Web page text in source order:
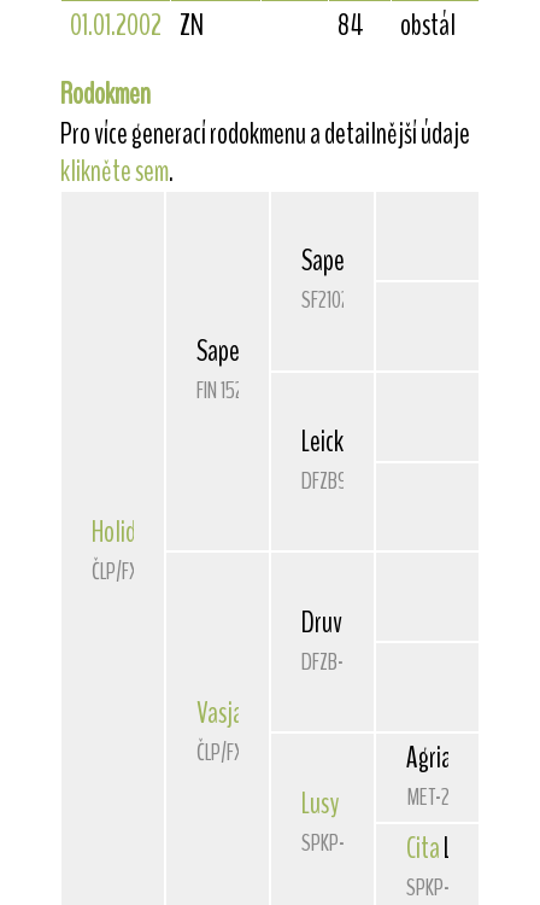
01.01.2002 ZN 84
obstál
Rodokmen
Pro více generací rodokmenu a detailnější údaje
klikněte sem.
Holiday
ČLP/FXH/30308
Sapelars
FIN 15202/97
Vasja
ČLP/FXH/28952
Sapelars
SF21027/93
Leicka v.d. Bismarckquelle
DFZB931485
Druvon
DFZB-94 1069
LusyLemart
SPKP-2025
Agria
MET-2687
CitaLemart
SPKP-1981